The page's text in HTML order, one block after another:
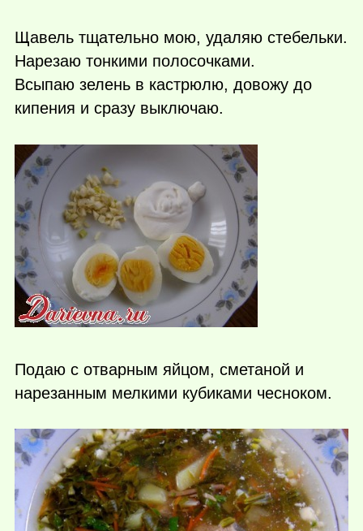
Щавель тщательно мою, удаляю стебельки.
Нарезаю тонкими полосочками.
Всыпаю зелень в кастрюлю, довожу до
кипения и сразу выключаю.
Подаю с отварным яйцом, сметаной и
нарезанным мелкими кубиками чесноком.